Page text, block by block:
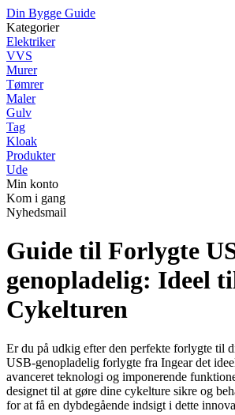
Din Bygge Guide
Kategorier
Elektriker
VVS
Murer
Tømrer
Maler
Gulv
Tag
Kloak
Produkter
Ude
Min konto
Kom i gang
Nyhedsmail
Guide til Forlygte
genopladelig: Ideel
Cykelturen
Er du på udkig efter den perfekte forlygte til
USB-genopladelig forlygte fra Ingear det
avanceret teknologi og imponerende
designet til at gøre dine cykelture sikre og
for at få en dybdegående indsigt i dette